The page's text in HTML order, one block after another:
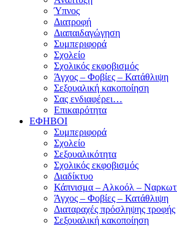
Ύπνος
Διατροφή
Διαπαιδαγώγηση
Συμπεριφορά
Σχολείο
Σχολικός εκφοβισμός
Άγχος – Φοβίες – Κατάθλιψη
Σεξουαλική κακοποίηση
Σας ενδιαφέρει…
Επικαιρότητα
ΕΦΗΒΟΙ
Συμπεριφορά
Σχολείο
Σεξουαλικότητα
Σχολικός εκφοβισμός
Διαδίκτυο
Κάπνισμα – Αλκοόλ –
Άγχος – Φοβίες – Κατάθλιψη
Διαταραχές πρόσληψης τροφής
Σεξουαλική κακοποίηση